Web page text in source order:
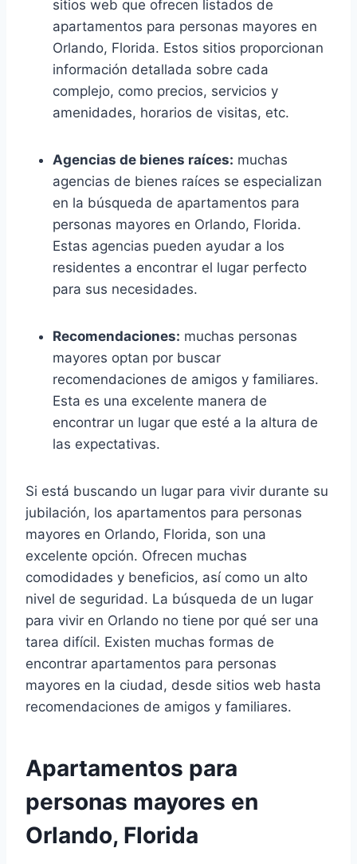
sitios web que ofrecen listados de
apartamentos para personas mayores en
Orlando, Florida. Estos sitios proporcionan
información detallada sobre cada
complejo, como precios, servicios y
amenidades, horarios de visitas, etc.
Agencias de bienes raíces: muchas
agencias de bienes raíces se especializan
en la búsqueda de apartamentos para
personas mayores en Orlando, Florida.
Estas agencias pueden ayudar a los
residentes a encontrar el lugar perfecto
para sus necesidades.
Recomendaciones: muchas personas
mayores optan por buscar
recomendaciones de amigos y familiares.
Esta es una excelente manera de
encontrar un lugar que esté a la altura de
las expectativas.
Si está buscando un lugar para vivir durante su
jubilación, los apartamentos para personas
mayores en Orlando, Florida, son una
excelente opción. Ofrecen muchas
comodidades y beneficios, así como un alto
nivel de seguridad. La búsqueda de un lugar
para vivir en Orlando no tiene por qué ser una
tarea difícil. Existen muchas formas de
encontrar apartamentos para personas
mayores en la ciudad, desde sitios web hasta
recomendaciones de amigos y familiares.
Apartamentos para
personas mayores en
Orlando, Florida